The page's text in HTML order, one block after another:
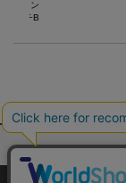
ティン
ポーチB